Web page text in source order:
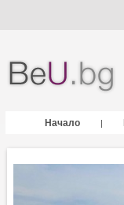
Начало |